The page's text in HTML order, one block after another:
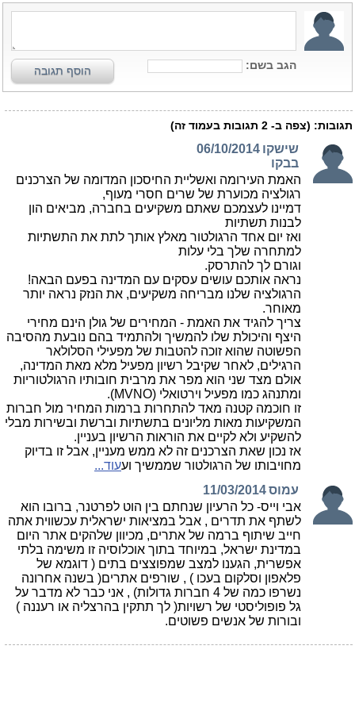
הגב בשם: הוסף תגובה
תגובות: (צפה ב- 2 תגובות בעמוד זה)
שישקו
בבקו
06/10/2014
האמת העירומה ואשליית החיסכון המדומה של הצרכנים
רגולציה מכוערת של שרים חסרי מעוף,
דמיינו לעצמכם שאתם משקיעים בחברה, מביאים הון
לבנות תשתיות
ואז יום אחד הרגולטור מאלץ אותך לתת את התשתיות
למתחרה שלך בלי עלות
וגורם לך להתרסק.
נראה אותכם עושים עסקים עם המדינה בפעם הבאה!
הרגולציה שלנו מבריחה משקיעים, את הנזק נראה יותר
מאוחר.
צריך להגיד את האמת - המחירים של גולן הינם מחירי
היצף והיכולת שלו להמשיך ולהתמיד בהם נובעת מהסיבה
הפשוטה שהוא זוכה להטבות של מפעילי הסלולאר
הרגילים, לאחר שקיבל רשיון מפעיל מלא מאת המדינה,
אולם מצד שני הוא מפר את מרבית חובותיו הרגולטוריות
ומתנהג כמו מפעיל וירטואלי (MVNO).
זו חוכמה קטנה מאד להתחרות ברמות המחיר מול חברות
המשקיעות מאות מליונים בתשתיות וברשת ובשירות מבלי
להשקיע ולא לקיים את הוראות הרשיון בעניין.
אז נכון שאת הצרכנים זה לא ממש מעניין, אבל זו בדיוק
מחויבותו של הרגולטור שממשיך ועעוד...
עמוס11/03/2014
אבי וייס- כל הרעיון שנחתם בין הוט לפרטנר, ברובו הוא
לשתף את תדרים , אבל במציאות ישראלית עכשווית אתה
חייב שיתוף ברמה של אתרים, מכיוון שלהקים אתר היום
במדינת ישראל, במיוחד בתוך אוכלוסיה זו משימה בלתי
אפשרית, הגענו למצב שמפוצצים בתים ( דוגמא של
פלאפון וסלקום בעכו ) , שורפים אתרים( בשנה אחרונה
נשרפו כמה של 4 חברות גדולות) , אני כבר לא מדבר על
גל פופוליסטי של רשויות( לך תתקין בהרצליה או רעננה )
ובורות של אנשים פשוטים.